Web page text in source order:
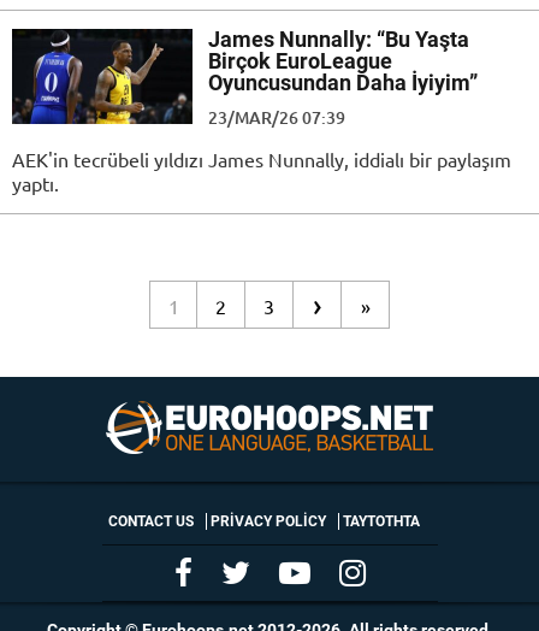
James Nunnally: “Bu Yaşta
Birçok EuroLeague
Oyuncusundan Daha İyiyim”
23/MAR/26 07:39
AEK'in tecrübeli yıldızı James Nunnally, iddialı bir paylaşım
yaptı.
1 2 3 › »
CONTACT US PRIVACY POLICY ΤΑΥΤΟΤΗΤΑ